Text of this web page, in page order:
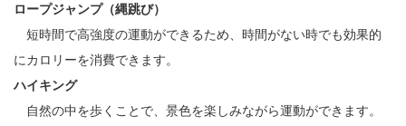
ロープジャンプ（縄跳び）
短時間で高強度の運動ができるため、時間がない時でも効果的
にカロリーを消費できます。
ハイキング
自然の中を歩くことで、景色を楽しみながら運動ができます。